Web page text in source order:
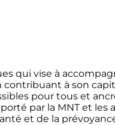
qui vise à
à son
pour tous et
par la MNT et les
et de la